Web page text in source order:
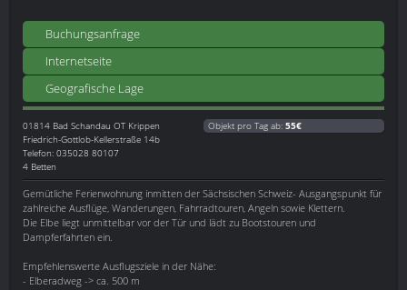
Buchungsanfrage
Internetseite
Geografische Lage
01814 Bad Schandau OT Krippen
Friedrich-Gottlob-Kellerstraße 14b
Telefon: 035028 80107
4 Betten
Objekt pro Tag ab: 55€
Gemütliche Ferienwohnung inmitten der Sächsischen Schweiz- Ausgangspunkt für
zahlreiche Ausflüge, Wanderungen, Fahrradtouren, Angeln sowie Klettern.
Die Elbe liegt unmittelbar vor der Tür und lädt zu Bootstouren und
Dampferfahrten ein.
Empfehlenswerte Ausflugsziele in der Nähe:
- Elberadweg -> ca. 500 m